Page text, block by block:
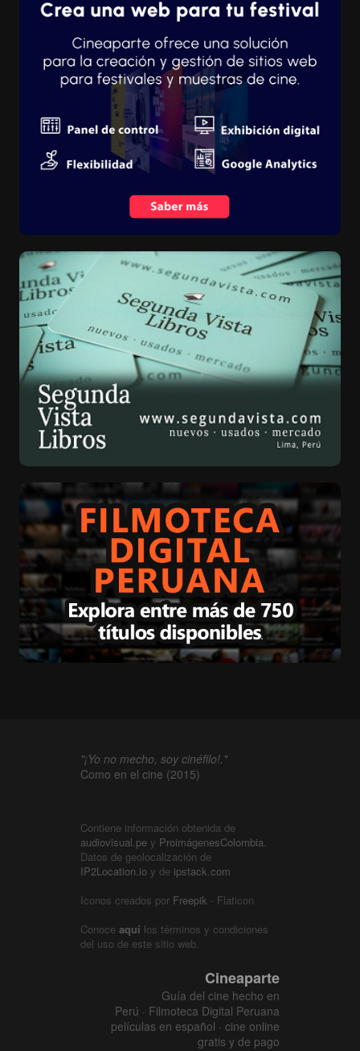
"¡Yo no mecho, soy cinéfilo!."
Como en el cine (2015)
Contiene información obtenida de
audiovisual.pe y ProimágenesColombia.
Datos de geolocalización de
IP2Location.io y de ipstack.com
Iconos creados por Freepik - Flaticon
Conoce aquí los términos y condiciones
del uso de este sitio web.
Cineaparte
Guía del cine hecho en
Perú · Filmoteca Digital Peruana
películas en español · cine online
gratis y de pago